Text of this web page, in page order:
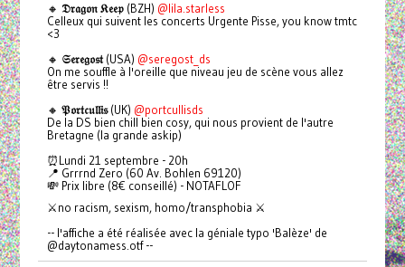
🔸 𝔇𝔯𝔞𝔤𝔬𝔫 𝔎𝔢𝔢𝔭(BZH) @lila.starless
Celleux qui suivent les concerts Urgente Pisse, you know tmtc
<3
🔸 𝔖𝔢𝔯𝔢𝔤𝔬𝔰𝔱(USA) @seregost_ds
On me souffle à l'oreille que niveau jeu de scène vous allez
être servis !!
🔸 𝔓𝔬𝔯𝔱𝔠𝔲𝔩𝔩𝔦𝔰(UK) @portcullisds
De la DS bien chill bien cosy, qui nous provient de l'autre
Bretagne (la grande askip)
⏰Lundi 21 septembre - 20h
📍 Grrrnd Zero (60 Av. Bohlen 69120)
💸 Prix libre (8€ conseillé) - NOTAFLOF
⚔️no racism, sexism, homo/transphobia ⚔️
-- l'affiche a été réalisée avec la géniale typo 'Balèze' de
@daytonamess.otf --